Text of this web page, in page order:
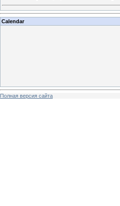
Calendar
Полная версия сайта